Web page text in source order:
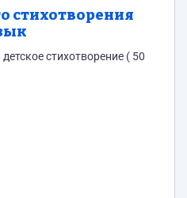
стихотворения
стихотворение ( 50